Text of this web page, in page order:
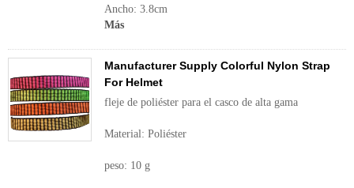
Ancho: 3.8cm
Más
Manufacturer Supply Colorful Nylon Strap
For Helmet
fleje de poliéster para el casco de alta gama
Material: Poliéster
peso: 10 g